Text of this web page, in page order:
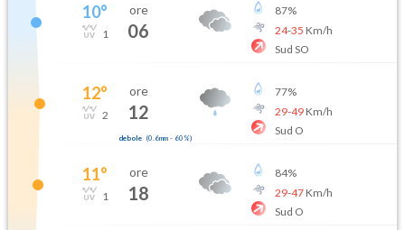
10°
1
ore
06
87%
24-35 Km/h
Sud SO
12°
2
ore
12
debole (0.6mm- 60 %)
77%
29-49Km/h
Sud O
11°
1
ore
18
84%
29-47Km/h
Sud O